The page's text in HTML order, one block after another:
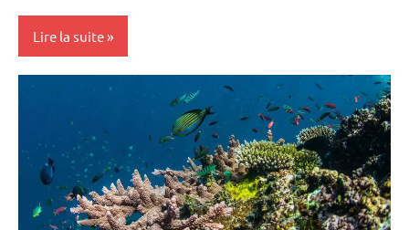
Lire la suite
Environnement
Guadeloupe
Tourisme